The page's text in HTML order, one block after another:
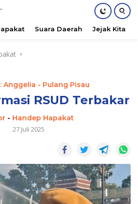
Suara Daerah Jejak Kita
Anggelia - Pulang Pisau
RSUD Terbakar
- Handep Hapakat
27 Juli 2025